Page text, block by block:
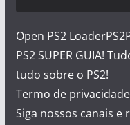
Open PS2 LoaderPS2
PS2 SUPER GUIA!
tudo sobre o PS2!
Termo de privacidade
Siga nossos canais e